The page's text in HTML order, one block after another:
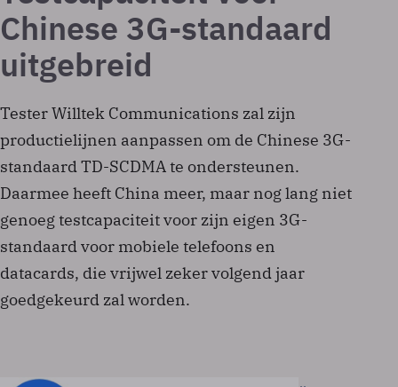
Chinese 3G-standaard
uitgebreid
Tester Willtek Communications zal zijn
productielijnen aanpassen om de Chinese 3G-
standaard TD-SCDMA te ondersteunen.
Daarmee heeft China meer, maar nog lang niet
genoeg testcapaciteit voor zijn eigen 3G-
standaard voor mobiele telefoons en
datacards, die vrijwel zeker volgend jaar
goedgekeurd zal worden.